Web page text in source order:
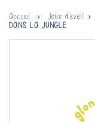
Accueil Jeux d'eveil
DANS LA JUNGLE